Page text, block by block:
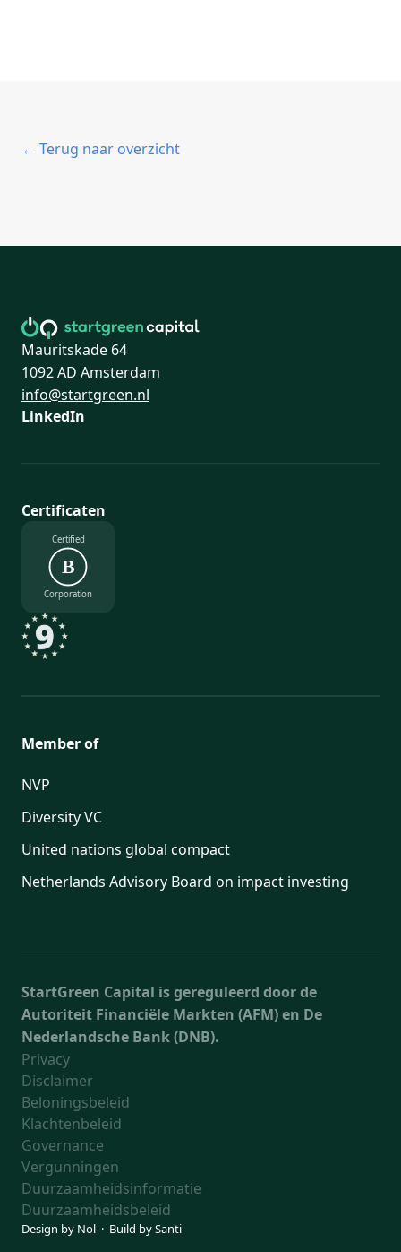
← Terug naar overzicht
Mauritskade 64
1092 AD Amsterdam
info@startgreen.nl
LinkedIn
Certificaten
Certified
B
Corporation
Member of
NVP
Diversity VC
United nations global compact
Netherlands Advisory Board on impact investing
StartGreen Capital is gereguleerd door de
Autoriteit Financiële Markten (AFM) en De
Nederlandsche Bank (DNB).
Privacy
Disclaimer
Beloningsbeleid
Klachtenbeleid
Governance
Vergunningen
Duurzaamheidsinformatie
Duurzaamheidsbeleid
Design by Nol · Build bySanti